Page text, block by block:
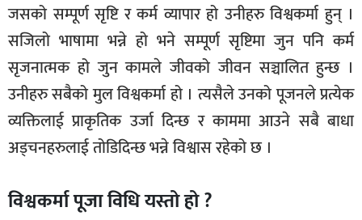
जसको सम्पूर्ण सृष्टि र कर्म व्यापार हो उनीहरु विश्वकर्मा हुन् ।
सजिलो भाषामा भन्ने हो भने सम्पूर्ण सृष्टिमा जुन पनि कर्म
सृजनात्मक हो जुन कामले जीवको जीवन सञ्चालित हुन्छ ।
उनीहरु सबैको मुल विश्वकर्मा हो । त्यसैले उनको पूजनले प्रत्येक
व्यक्तिलाई प्राकृतिक उर्जा दिन्छ र काममा आउने सबै बाधा
अड्चनहरुलाई तोडिदिन्छ भन्ने विश्वास रहेको छ ।
विश्वकर्मा पूजा विधि यस्तो हो ?